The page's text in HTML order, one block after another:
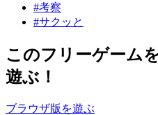
#考察
#サクッと
このフリーゲーム
遊ぶ！
ブラウザ版を遊ぶ